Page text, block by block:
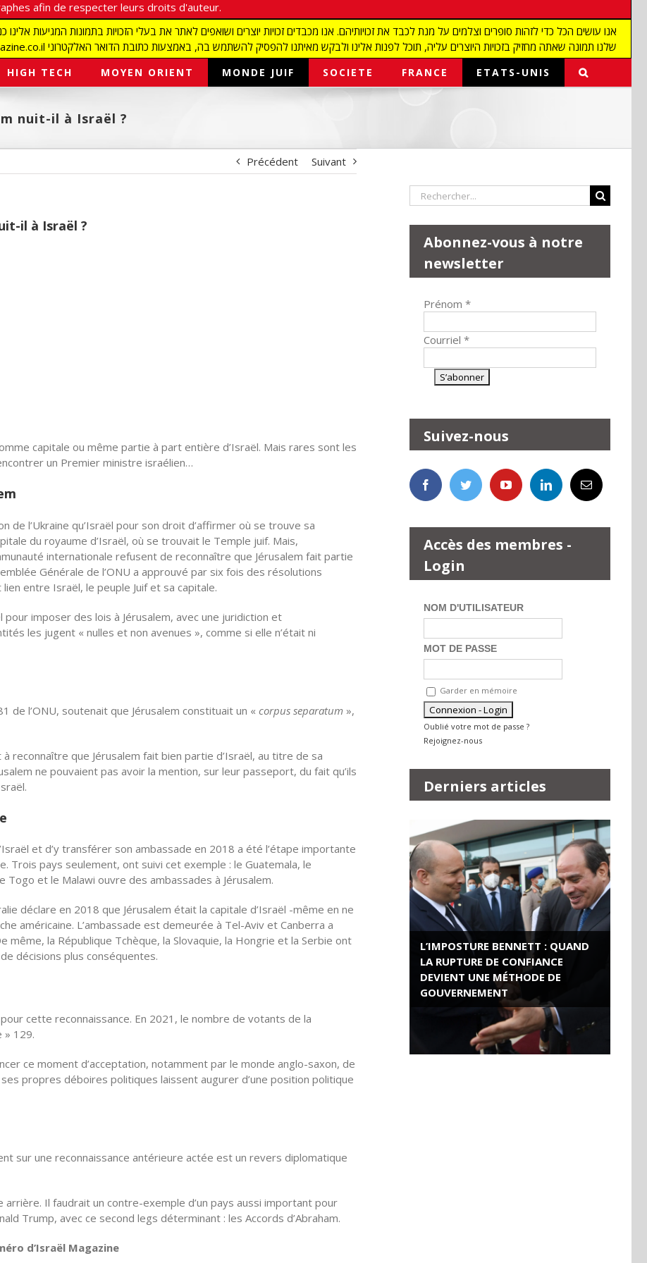
afin de respecter leurs droits d'auteur.
redaction@israelmagazine.co.il שלנו תמונה שאתה מחזיק בזכויות היוצרים עליה, תוכל לפנות אלינו ולבקש מאיתנו להפסיק להשתמש בה, באמצעות כתובת הדואר האלקטרוני
HIGH TECH MOYEN ORIENT MONDE JUIF SOCIETE FRANCE ETATS-UNIS
nuit-il à Israël ?
Précédent Suivant
il à Israël ?
capitale ou même partie à part entière d’Israël. Mais rares sont les
un Premier ministre israélien…
de l’Ukraine qu’Israël pour son droit d’affirmer où se trouve sa
du royaume d’Israël, où se trouvait le Temple juif. Mais,
internationale refusent de reconnaître que Jérusalem fait partie
Générale de l’ONU a approuvé par six fois des résolutions
lien entre Israël, le peuple Juif et sa capitale.
pour imposer des lois à Jérusalem, avec une juridiction et
les jugent « nulles et non avenues », comme si elle n’était ni
de l’ONU, soutenait que Jérusalem constituait un « corpus separatum »,
reconnaître que Jérusalem fait bien partie d’Israël, au titre de sa
ne pouvaient pas avoir la mention, sur leur passeport, du fait qu’ils
et d’y transférer son ambassade en 2018 a été l’étape importante
Trois pays seulement, ont suivi cet exemple : le Guatemala, le
et le Malawi ouvre des ambassades à Jérusalem.
déclare en 2018 que Jérusalem était la capitale d’Israël -même en ne
américaine. L’ambassade est demeurée à Tel-Aviv et Canberra a
la République Tchèque, la Slovaquie, la Hongrie et la Serbie ont
de décisions plus conséquentes.
cette reconnaissance. En 2021, le nombre de votants de la
» 129.
ce moment d’acceptation, notamment par le monde anglo-saxon, de
propres déboires politiques laissent augurer d’une position politique
sur une reconnaissance antérieure actée est un revers diplomatique
arrière. Il faudrait un contre-exemple d’un pays aussi important pour
Trump, avec ce second legs déterminant : les Accords d’Abraham.
d’Israël Magazine
Rechercher:
Abonnez-vous à notre
newsletter
Prénom *
Courriel *
Suivez-nous
Accès des membres -
Login
NOM D'UTILISATEUR
MOT DE PASSE
Garder en mémoire
Oublié votre mot de passe ?
Rejoignez-nous
Derniers articles
L’IMPOSTURE BENNETT : QUAND
LA RUPTURE DE CONFIANCE
DEVIENT UNE MÉTHODE DE
GOUVERNEMENT
ROSE VALLAND, HEROÏNE DE LA
RESISTANCE FRANÇAISE